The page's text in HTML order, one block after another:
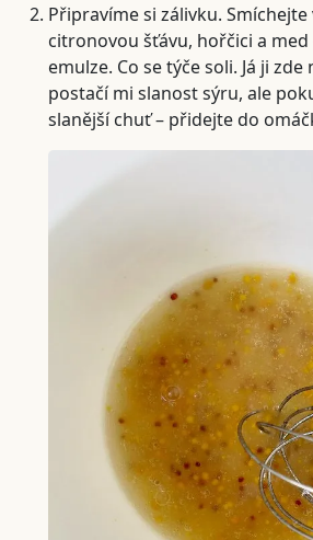
Připravíme si zálivku. Smíchejte
citronovou šťávu, hořčici a
emulze. Co se týče soli. Já ji
postačí mi slanost sýru, ale
slanější chuť – přidejte do